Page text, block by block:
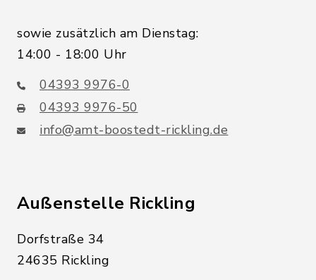
sowie zusätzlich am Dienstag:
14:00 - 18:00 Uhr
04393 9976-0
04393 9976-50
info@amt-boostedt-rickling.de
Außenstelle Rickling
Dorfstraße 34
24635 Rickling